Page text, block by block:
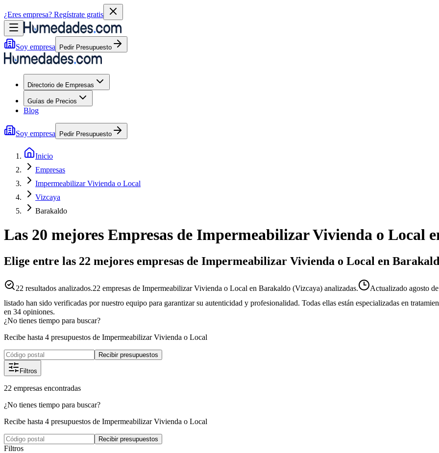
¿Eres empresa? Regístrate gratis
Soy empresa Pedir Presupuesto
Directorio de Empresas
Guías de Precios
Blog
Soy empresa Pedir Presupuesto
Inicio
Empresas
Impermeabilizar Vivienda o Local
Vizcaya
Barakaldo
Las 20 mejores Empresas de Impermeabilizar Vivienda o Local
Elige entre las 22 mejores empresas de Impermeabilizar Vivienda o Local en
22 resultados analizados.22 empresas de Impermeabilizar Vivienda o Local en Barakaldo (Vizcaya) analizadas. Actualizado agosto
listado han sido verificadas por nuestro equipo para garantizar su autenticidad y profesionalidad. Todas ellas están especializadas en
en 34 opiniones.
¿No tienes tiempo para buscar?
Recibe hasta 4 presupuestos de Impermeabilizar Vivienda o Local
Recibir presupuestos
Filtros
22 empresas encontradas
¿No tienes tiempo para buscar?
Recibe hasta 4 presupuestos de Impermeabilizar Vivienda o Local
Recibir presupuestos
Filtros